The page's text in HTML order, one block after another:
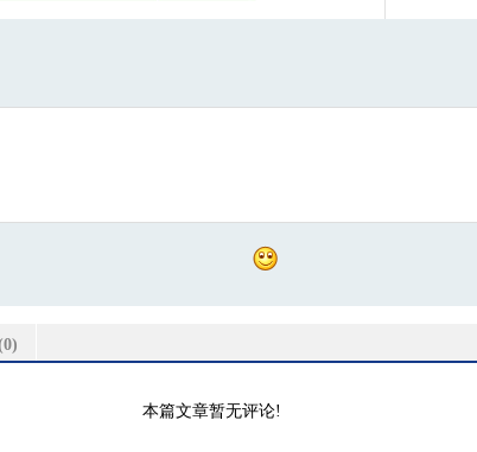
0)
本篇文章暂无评论!